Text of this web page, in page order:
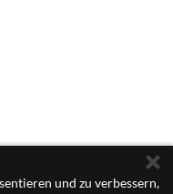
und zu verbessern,